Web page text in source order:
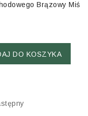
Brązowy Miś
DO KOSZYKA